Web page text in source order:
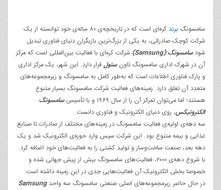
سامسونگ برند
کره‌ای است که در تاریخچه‌ی ۸۰ ساله‌ی خود توانسته از یک
شرکت کوچک صادراتی، به یکی از بزرگ‌ترین بازیگران دنیای فناوری تبدیل
شود.سامسونگ (Samsung)
شرکت کره‌ای با فعالیت بین‌المللی است که مرکز
آن در شهرک اداری سامسونگ تاونسئولقرار دارد. این شهر، یک مرکز اداری
و پارک فناوری اطلاعات است که به‌طور کامل به سامسونگ و زیرمجموعه‌های
متعدد آن تعلق دارد. زمینه‌های فعالیت شرکت سامسونگ بسیار متنوع
هستند؛ اما می‌توان تمرکز آن را از سال ۱۹۶۹ و با تأسیس
سامسونگ
الکترونیکس، روی دنیای الکترونیک و فناوری دانست.
سه‌ دهه‌ی اولیه‌ی فعالیت سامسونگ در زمینه‌های مختلف از صادرات تا صنایع
غذایی و بیمه متنوع بود. این شرکت سپس وارد حوزه‌ی الکترونیک شد و یک
دهه بعد، صنعت ساخت‌وساز و تولید کشتی را به فعالیت‌های خود اضافه کرد.
با شروع دهه‌ی ۲۰۰۰، فعالیت‌های سامسونگ بیش از پیش جهانی شده و
خصوصا بخش الکترونیک آن فعالیت‌هایی جدی در این زمینه داشته است.
در حال حاضر زیرمجموعه‌های اصلی صنعتی سامسونگ سه واحدSamsung